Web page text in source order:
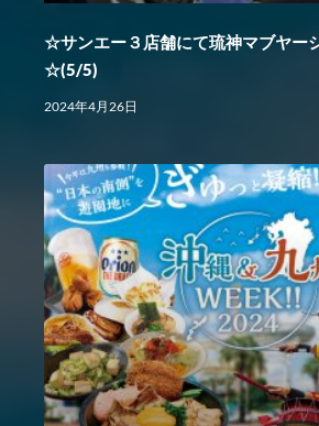
☆サンエー３店舗にて琉神マブヤー
☆(5/5)
2024年4月26日